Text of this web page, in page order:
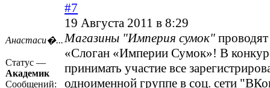
Анастаси�...
Статус —
Академик
Сообщений:
#7
19 Августа 2011 в 8:29
Магазины "Империя сумок"
«Слоган «Империи Сумок»! В
принимать участие все
одноименной группе в соц. сети